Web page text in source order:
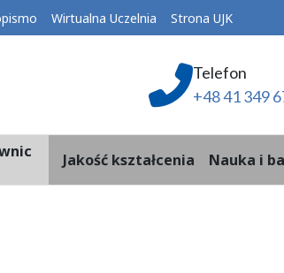
Wirtualna Uczelnia Strona UJK
Telefon
+48 41 349
Jakość kształcenia Nauka i